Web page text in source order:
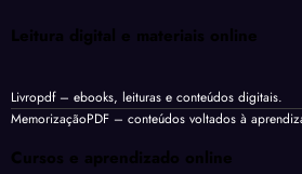
Leitura digital e materiais online
Livropdf– ebooks, leituras e conteúdos digitais.
MemorizaçãoPDF – conteúdos voltados à
Cursos e aprendizado online